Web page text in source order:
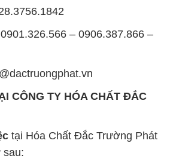
– 0906.387.866 –
CÔNG TY HÓA CHẤT ĐẮC
tại Hóa Chất Đắc Trường Phát